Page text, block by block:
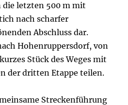
die letzten 500 m mit
nach scharfer
Abschluss dar.
Hohenruppersdorf, von
Stück des Weges mit
der dritten Etappe teilen.
Streckenführung